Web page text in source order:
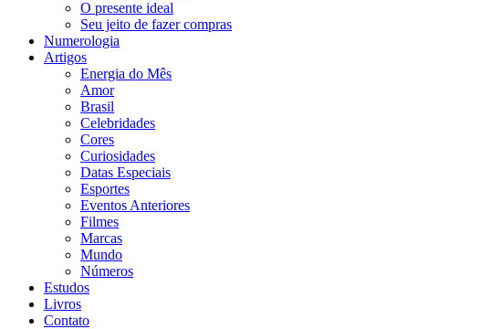
O presente ideal
Seu jeito de fazer compras
Numerologia
Artigos
Energia do Mês
Amor
Brasil
Celebridades
Cores
Curiosidades
Datas Especiais
Esportes
Eventos Anteriores
Filmes
Marcas
Mundo
Números
Estudos
Livros
Contato